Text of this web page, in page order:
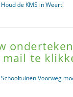
Houd de KMS in Weert!
te
Schooltuinen Voorweg